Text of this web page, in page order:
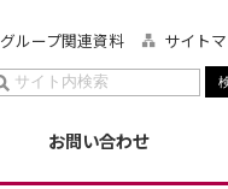
お問い合わせ
グループ関連資料 サイト